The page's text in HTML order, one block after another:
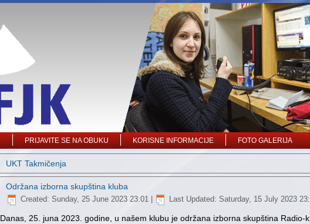
PRIJAVITE SE NA OBUKU KORISNE INFORMACIJE FOTO GALERIJA
UKT Takmičenja
Održana izborna skupština kluba
Created: Sunday, 25 June 2023 23:01| Last Updated: Saturday, 15 July 2023
Danas, 25. juna 2023. godine, u našem klubu je održana izborna skupština Radio-